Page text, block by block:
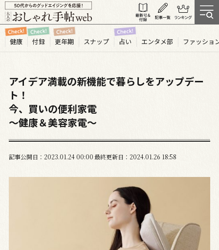
健康 付録 更年期 スナップ 占い エンタメ部 ファッショ
アイデア満載の新機能で暮らしをアップデー
ト！
今、買いの便利家電
〜健康＆美容家電〜
記事公開日 2023.01 2400:00最終更新日 2024.01.26 18:58